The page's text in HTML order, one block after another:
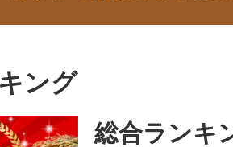
ング
総合ランキ